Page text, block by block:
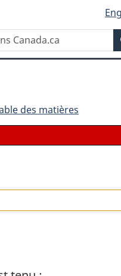
des matières